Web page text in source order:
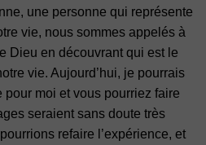
une personne qui représente
vie, nous sommes appelés à
Dieu en découvrant qui est le
vie. Aujourd’hui, je pourrais
moi et vous pourriez faire
seraient sans doute très
refaire l’expérience, et